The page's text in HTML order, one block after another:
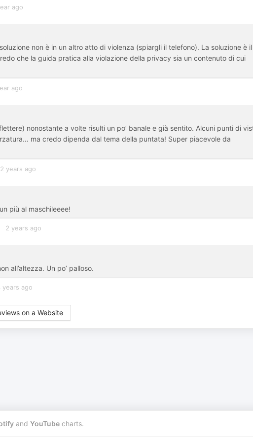
ago
non è in un altro atto di violenza (spiargli il telefono). La soluzione è il
che la guida pratica alla violazione della privacy sia un contenuto di cui
ago
nonostante a volte risulti un po’ banale e già sentito. Alcuni punti di
ma credo dipenda dal tema della puntata! Super piacevole da
2 years ago
più al maschileeee!
2 years ago
all’altezza. Un po’ palloso.
years ago
on a Website
and YouTube charts.